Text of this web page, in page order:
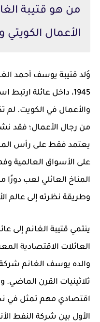
من هو قتيبة
الأعمال الكويتي
1945، داخل عائلة
والأعمال في الكويت. لم
من رجال الأعمال؛ فقد
يعتمد فقط على رأس
على الأسواق العالمية
المناخ العائلي لعب
وطريقة نظرته إلى عالم
ينتمي قتيبة الغانم إلى
العائلات الاقتصادية
والده يوسف الغانم
ثلاثينيات القرن الماضي.
اقتصادي مهم تمثل في
الأول بين شركة النفط